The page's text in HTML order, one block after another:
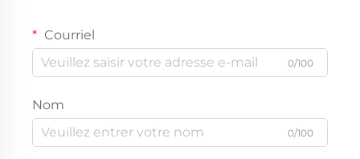
Courriel
0/100
Nom
0/100